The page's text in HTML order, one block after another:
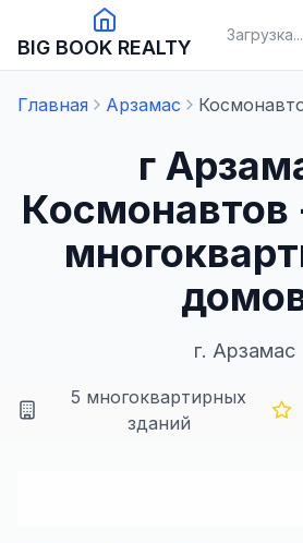
BIG BOOK REALTY
Загрузка...
Главная Арзамас
г
Космонавтов
г. Арзамас
5 многоквартирных
зданий